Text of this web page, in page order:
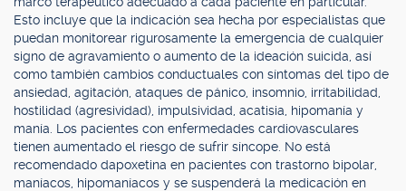
Esto incluye que la indicación sea hecha por especialistas que
puedan monitorear rigurosamente la emergencia de cualquier
signo de agravamiento o aumento de la ideación suicida, así
como también cambios conductuales con síntomas del tipo de
ansiedad, agitación, ataques de pánico, insomnio, irritabilidad,
hostilidad (agresividad), impulsividad, acatisia, hipomanía y
manía. Los pacientes con enfermedades cardiovasculares
tienen aumentado el riesgo de sufrir síncope. No está
recomendado dapoxetina en pacientes con trastorno bipolar,
maníacos, hipomaníacos y se suspenderá la medicación en